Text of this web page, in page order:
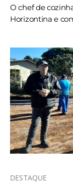
O chef de
Horizontina e
DESTAQUE